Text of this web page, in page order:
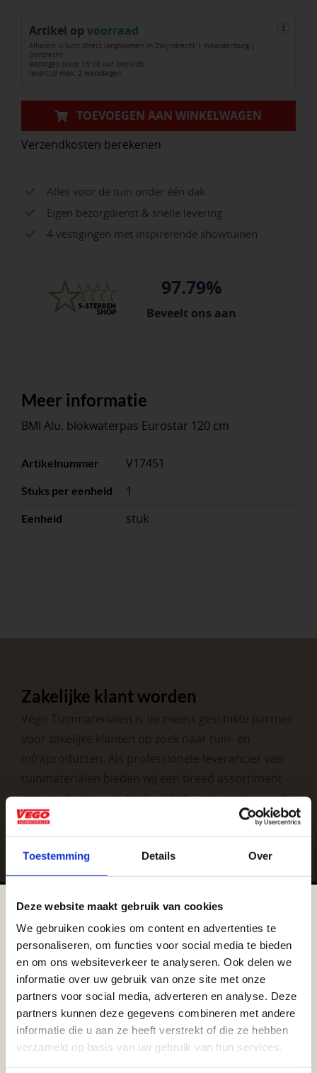
Toestemming Details Over
Deze website maakt gebruik van cookies
We gebruiken cookies om content en advertenties te
personaliseren, om functies voor social media te bieden
en om ons websiteverkeer te analyseren. Ook delen we
informatie over uw gebruik van onze site met onze
partners voor social media, adverteren en analyse. Deze
partners kunnen deze gegevens combineren met andere
informatie die u aan ze heeft verstrekt of die ze hebben
verzameld op basis van uw gebruik van hun services.
Eurostar
120
cm
2
libellen
aantal
Artikel op voorraad
Afhalen: u kunt direct langskomen in Zwijndrecht | Waardenburg |
Dordrecht
Bezorgen (voor 15:00 uur besteld):
levertijd max. 2 werkdagen
i
TOEVOEGEN AAN WINKELWAGEN
Verzendkosten berekenen
Alles voor de tuin onder één dak
Eigen bezorgdienst & snelle levering
4 vestigingen met inspirerende showtuinen
97.79%
Beveelt ons aan
Meer informatie
BMI Alu. blokwaterpas Eurostar 120 cm
Artikelnummer V17451
Stuks per eenheid 1
Eenheid stuk
Zakelijke klant worden
Vego Tuinmaterialen is de meest geschikte partner
voor zakelijke klanten op zoek naar tuin- en
infraproducten. Als professionele leverancier van
tuinmaterialen bieden wij een breed assortiment
aan producten van topkwaliteit. Lees meer over de
zakelijke mogelijkheden
Vrijblijvend advies?
Geen probleem, wij hebben alles voor uw
tuin en onze medewerkers adviseren je
graag!
Aangepaste openingstijden tijdens de
vakantieperiode
Waardenburg en Vego Dordrecht hanteren tijdens
de vakantieperiode aangepaste openingstijden op
zaterdag. Bekijk de vestigingspagina voor de
actuele openingstijden.